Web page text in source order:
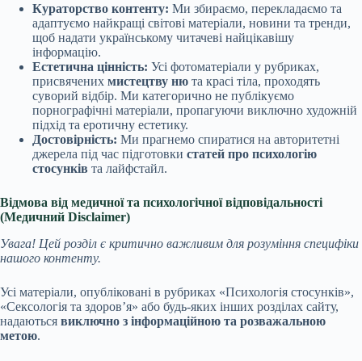
Кураторство контенту: Ми збираємо, перекладаємо та
адаптуємо найкращі світові матеріали, новини та тренди,
щоб надати українському читачеві найцікавішу
інформацію.
Естетична цінність: Усі фотоматеріали у рубриках,
присвячених мистецтву ню та красі тіла, проходять
суворий відбір. Ми категорично не публікуємо
порнографічні матеріали, пропагуючи виключно художній
підхід та еротичну естетику.
Достовірність: Ми прагнемо спиратися на авторитетні
джерела під час підготовки статей про психологію
стосунків та лайфстайл.
Відмова від медичної та психологічної відповідальності
(Медичний Disclaimer)
Увага! Цей розділ є критично важливим для розуміння специфіки
нашого контенту.
Усі матеріали, опубліковані в рубриках «Психологія стосунків»,
«Сексологія та здоров’я» або будь-яких інших розділах сайту,
надаються виключно з інформаційною та розважальною
метою.